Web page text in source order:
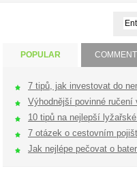
POPULAR
7 tipů, jak investovat do
Výhodnější povinné ručení
10 tipů na nejlepší
7 otázek o cestovním
Jak nejlépe pečovat o